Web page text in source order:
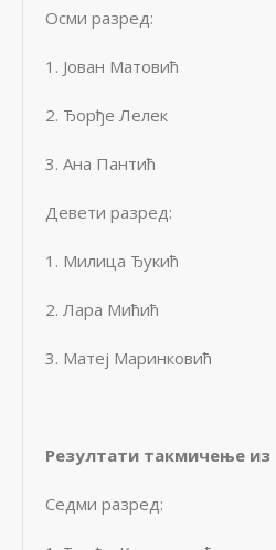
Осми разред:
1. Јован Матовић
2. Ђорђе Лелек
3. Ана Пантић
Девети разред:
1. Милица Ђукић
2. Лара Мићић
3. Матеј Маринковић
Резултати такмичење
Седми разред: